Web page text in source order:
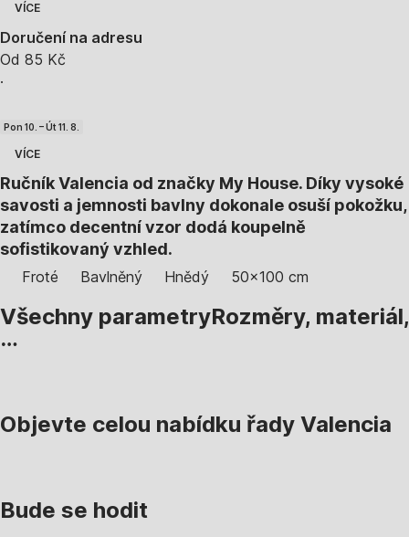
VÍCE
Doručení na adresu
Od 85 Kč
·
Pon 10. – Út 11. 8.
VÍCE
Ručník Valencia od značky My House. Díky vysoké
savosti a jemnosti bavlny dokonale osuší pokožku,
zatímco decentní vzor dodá koupelně
sofistikovaný vzhled.
Froté Bavlněný Hnědý 50x100 cm
Všechny parametryRozměry, materiál,
…
Objevte celou nabídku řady Valencia
Bude se hodit